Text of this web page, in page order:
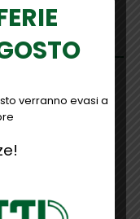
con tomaia in
di
Airtoe®
ultra leggera di
è anti-abrasione,
verranno evasi a